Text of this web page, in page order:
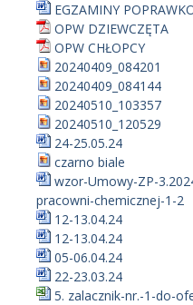
EGZAMINY
OPW DZIEWCZĘTA
OPW CHŁOPCY
20240409_084201
20240409_084144
20240510_103357
20240510_120529
24-25.05.24
czarno biale
wzor-Umowy-ZP-
pracowni-chemicznej-1-2
12-13.04.24
12-13.04.24
05-06.04.24
22-23.03.24
5. zalacznik-nr.-1-do-